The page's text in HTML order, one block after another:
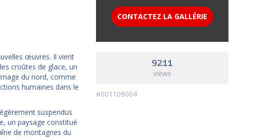
œuvres. Il vient
croûtes de glace, un
du nord, comme
humaines dans le
suspendus
un paysage constitué
de montagnes du
CONTACTEZ LA GALLÉRIE
9211
views
#001109004